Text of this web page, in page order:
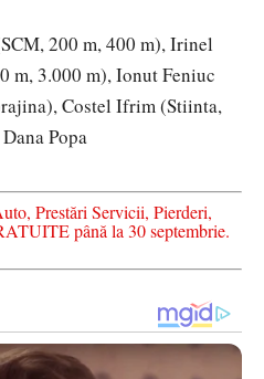
200 m, 400 m), Irinel
m, 3.000 m), Ionut Feniuc
Costel Ifrim (Stiinta,
Popa
Prestări Servicii, Pierderi,
până la 30 septembrie.